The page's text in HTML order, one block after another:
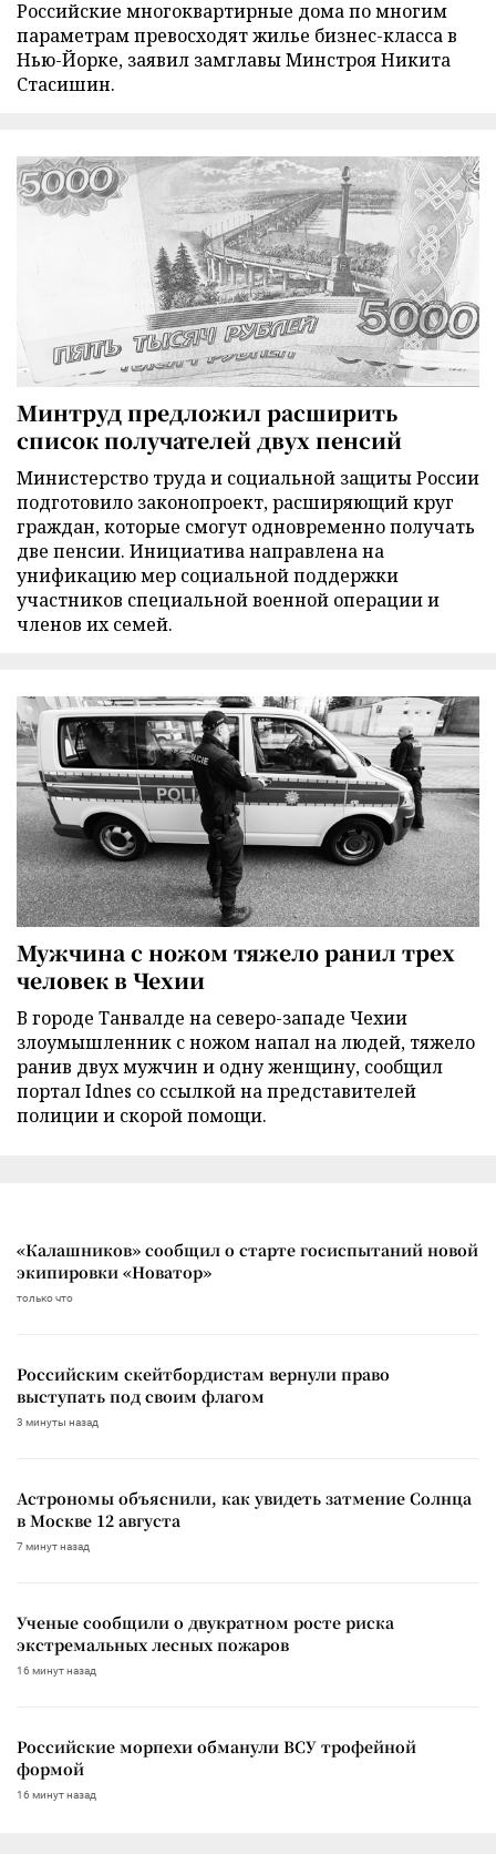
Российские многоквартирные дома по многим
параметрам превосходят жилье бизнес-класса в
Нью-Йорке, заявил замглавы Минстроя Никита
Стасишин.
Минтруд предложил расширить
список получателей двух пенсий
Министерство труда и социальной защиты России
подготовило законопроект, расширяющий круг
граждан, которые смогут одновременно получать
две пенсии. Инициатива направлена на
унификацию мер социальной поддержки
участников специальной военной операции и
членов их семей.
Мужчина с ножом тяжело ранил трех
человек в Чехии
В городе Танвалде на северо-западе Чехии
злоумышленник с ножом напал на людей, тяжело
ранив двух мужчин и одну женщину, сообщил
портал Idnes со ссылкой на представителей
полиции и скорой помощи.
«Калашников» сообщил о старте госиспытаний новой
экипировки «Новатор»
только что
Российским скейтбордистам вернули право
выступать под своим флагом
3 минуты назад
Астрономы объяснили, как увидеть затмение Солнца
в Москве 12 августа
7 минут назад
Ученые сообщили о двукратном росте риска
экстремальных лесных пожаров
16 минут назад
Российские морпехи обманули ВСУ трофейной
формой
16 минут назад